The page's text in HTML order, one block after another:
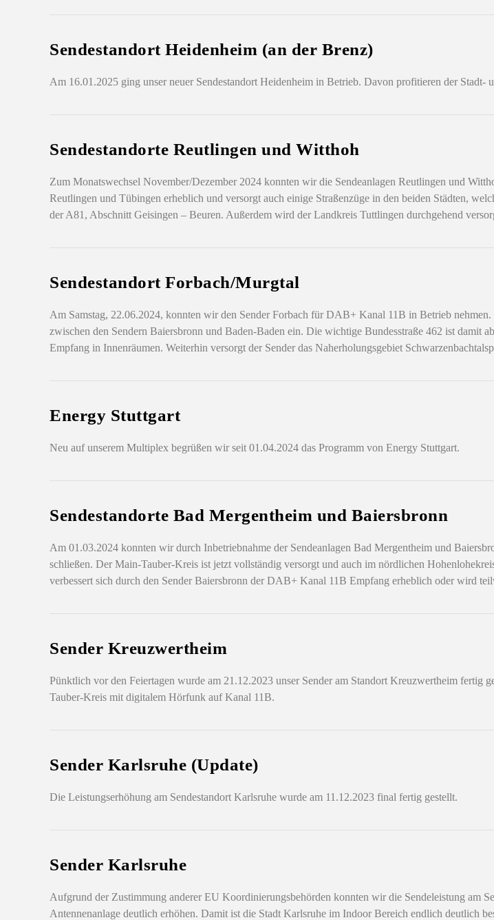
Sendestandort Heidenheim (an der Brenz)
Am 16.01.2025 ging unser neuer Sendestandort Heidenheim in Betrieb. Davon profitieren der
Sendestandorte Reutlingen und Witthoh
Zum Monatswechsel November/Dezember 2024 konnten wir die Sendeanlagen Reutlingen und
Reutlingen und Tübingen erheblich und versorgt auch einige Straßenzüge in den beiden Städten,
der A81, Abschnitt Geisingen – Beuren. Außerdem wird der Landkreis Tuttlingen durchgehend
Sendestandort Forbach/Murgtal
Am Samstag, 22.06.2024, konnten wir den Sender Forbach für DAB+ Kanal 11B in Betrieb
zwischen den Sendern Baiersbronn und Baden-Baden ein. Die wichtige Bundesstraße 462 ist damit
Empfang in Innenräumen. Weiterhin versorgt der Sender das Naherholungsgebiet
Energy Stuttgart
Neu auf unserem Multiplex begrüßen wir seit 01.04.2024 das Programm von Energy Stuttgart.
Sendestandorte Bad Mergentheim und Baiersbronn
Am 01.03.2024 konnten wir durch Inbetriebnahme der Sendeanlagen Bad Mergentheim und
schließen. Der Main-Tauber-Kreis ist jetzt vollständig versorgt und auch im nördlichen
verbessert sich durch den Sender Baiersbronn der DAB+ Kanal 11B Empfang erheblich oder wird
Sender Kreuzwertheim
Pünktlich vor den Feiertagen wurde am 21.12.2023 unser Sender am Standort Kreuzwertheim
Tauber-Kreis mit digitalem Hörfunk auf Kanal 11B.
Sender Karlsruhe (Update)
Die Leistungserhöhung am Sendestandort Karlsruhe wurde am 11.12.2023 final fertig gestellt.
Sender Karlsruhe
Aufgrund der Zustimmung anderer EU Koordinierungsbehörden konnten wir die Sendeleistung am
Antennenanlage deutlich erhöhen. Damit ist die Stadt Karlsruhe im Indoor Bereich endlich deutlich